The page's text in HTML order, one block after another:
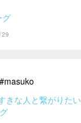
グ
#masuko
きな人と繋がりたい